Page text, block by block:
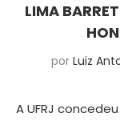
LIMA
por Luiz
A UFRJ